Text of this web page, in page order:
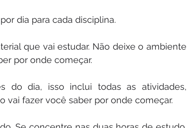
dia para cada disciplina.
que vai estudar. Não deixe o ambiente
por onde começar.
do dia, isso inclui todas as atividades,
vai fazer você saber por onde começar.